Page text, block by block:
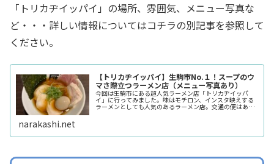
「トリカヂイッパイ」の場所、雰囲気、メニュー写真な
ど・・・詳しい情報についてはコチラの別記事を参照して
ください。
【トリカヂイッパイ】生駒市No.１！スープのウ
マさ際立つラーメン店（メニュー写真あり）
今回は生駒市にある超人気ラーメン店「トリカヂイッパ
イ」に行ってみました。味はモチロン、インスタ映えする
ラーメンとしても人気のあるラーメン店。交通の便はあま
narakashi.net